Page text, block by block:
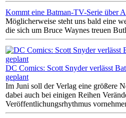
Kommt eine Batman-TV-Serie über
Möglicherweise steht uns bald eine
die sich um Bruce Waynes treuen
DC Comics: Scott Snyder verlässt
geplant
Im Juni soll der Verlag eine größere
dabei auch bei einigen Reihen
Veröffentlichungsrhythmus